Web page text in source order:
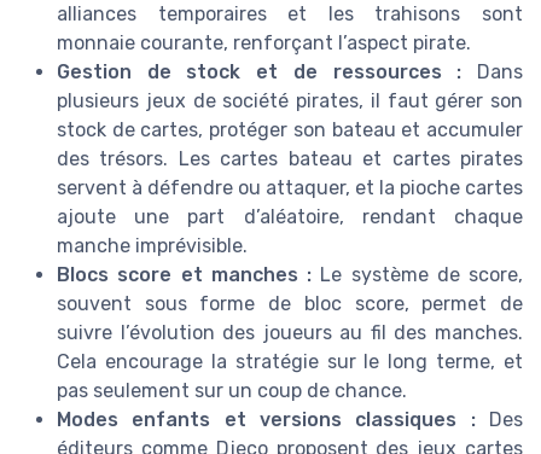
alliances temporaires et les trahisons sont
monnaie courante, renforçant l’aspect pirate.
Gestion de stock et de ressources : Dans
plusieurs jeux de société pirates, il faut gérer son
stock de cartes, protéger son bateau et accumuler
des trésors. Les cartes bateau et cartes pirates
servent à défendre ou attaquer, et la pioche cartes
ajoute une part d’aléatoire, rendant chaque
manche imprévisible.
Blocs score et manches : Le système de score,
souvent sous forme de bloc score, permet de
suivre l’évolution des joueurs au fil des manches.
Cela encourage la stratégie sur le long terme, et
pas seulement sur un coup de chance.
Modes enfants et versions classiques :Des
éditeurs comme Djeco proposent des jeux cartes